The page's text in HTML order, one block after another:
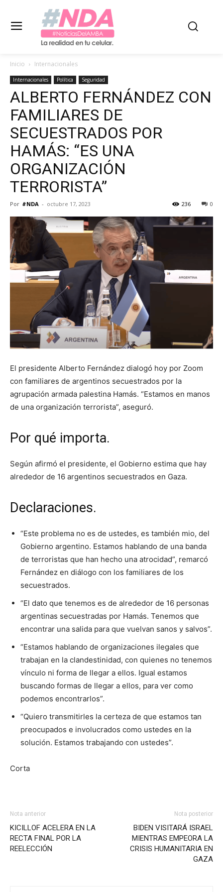
Inicio Internacionales
Internacionales Política Seguridad
ALBERTO FERNÁNDEZ CON
FAMILIARES DE
SECUESTRADOS POR
HAMÁS: “ES UNA
ORGANIZACIÓN
TERRORISTA”
Por #NDA - octubre 17, 2023 0
236
El presidente Alberto Fernández dialogó hoy por Zoom
con familiares de argentinos secuestrados por la
agrupación armada palestina Hamás. “Estamos en manos
de una organización terrorista”, aseguró.
Por qué importa.
Según afirmó el presidente, el Gobierno estima que hay
alrededor de 16 argentinos secuestrados en Gaza.
Declaraciones.
“Este problema no es de ustedes, es también mio, del
Gobierno argentino. Estamos hablando de una banda
de terroristas que han hecho una atrocidad”, remarcó
Fernández en diálogo con los familiares de los
secuestrados.
“El dato que tenemos es de alrededor de 16 personas
argentinas secuestradas por Hamás. Tenemos que
encontrar una salida para que vuelvan sanos y salvos”.
“Estamos hablando de organizaciones ilegales que
trabajan en la clandestinidad, con quienes no tenemos
vínculo ni forma de llegar a ellos. Igual estamos
buscando formas de llegar a ellos, para ver como
podemos encontrarlos”.
“Quiero transmitirles la certeza de que estamos tan
preocupados e involucrados como ustedes en la
solución. Estamos trabajando con ustedes”.
Corta
Nota anterior
KICILLOF ACELERA EN LA
RECTA FINAL POR LA
REELECCIÓN
Nota posterior
BIDEN VISITARÁ ISRAEL
MIENTRAS EMPEORA LA
CRISIS HUMANITARIA EN
GAZA